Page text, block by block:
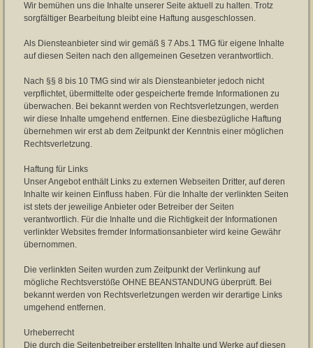
Wir bemühen uns die Inhalte unserer Seite aktuell zu halten. Trotz
sorgfältiger Bearbeitung bleibt eine Haftung ausgeschlossen.
Als Diensteanbieter sind wir gemäß § 7 Abs.1 TMG für eigene Inhalte
auf diesen Seiten nach den allgemeinen Gesetzen verantwortlich.
Nach §§ 8 bis 10 TMG sind wir als Diensteanbieter jedoch nicht
verpflichtet, übermittelte oder gespeicherte fremde Informationen zu
überwachen. Bei bekannt werden von Rechtsverletzungen, werden
wir diese Inhalte umgehend entfernen. Eine diesbezügliche Haftung
übernehmen wir erst ab dem Zeitpunkt der Kenntnis einer möglichen
Rechtsverletzung.
Haftung für Links
Unser Angebot enthält Links zu externen Webseiten Dritter, auf deren
Inhalte wir keinen Einfluss haben. Für die Inhalte der verlinkten Seiten
ist stets der jeweilige Anbieter oder Betreiber der Seiten
verantwortlich. Für die Inhalte und die Richtigkeit der Informationen
verlinkter Websites fremder Informationsanbieter wird keine Gewähr
übernommen.
Die verlinkten Seiten wurden zum Zeitpunkt der Verlinkung auf
mögliche Rechtsverstöße OHNE BEANSTANDUNG überprüft. Bei
bekannt werden von Rechtsverletzungen werden wir derartige Links
umgehend entfernen.
Urheberrecht
Die durch die Seitenbetreiber erstellten Inhalte und Werke auf diesen